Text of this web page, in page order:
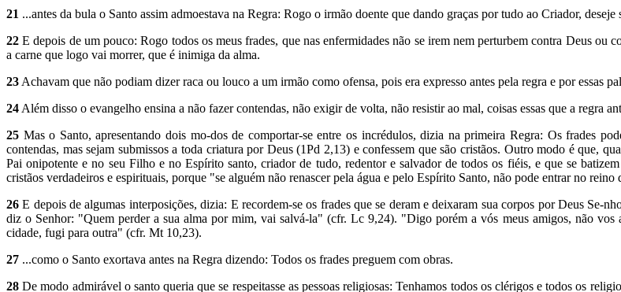
21 ...antes da bula o Santo assim admoestava na Regra: Rogo o irmão doente que dando graças por tudo ao Criador,
22 E depois de um pouco: Rogo todos os meus frades, que nas enfermidades não se irem nem perturbem contra Deus ou
a carne que logo vai morrer, que é inimiga da alma.
23 Achavam que não podiam dizer raca ou louco a um irmão como ofensa, pois era expresso antes pela regra e por essas
24 Além disso o evangelho ensina a não fazer contendas, não exigir de volta, não resistir ao mal, coisas essas que a regra
25 Mas o Santo, apresentando dois mo-dos de comportar-se entre os incrédulos, dizia na primeira Regra: Os frades
contendas, mas sejam submissos a toda criatura por Deus (1Pd 2,13) e confessem que são cristãos. Outro modo é que,
Pai onipotente e no seu Filho e no Espírito santo, criador de tudo, redentor e salvador de todos os fiéis, e que se
cristãos verdadeiros e espirituais, porque "se alguém não renascer pela água e pelo Espírito Santo, não pode entrar no
26 E depois de algumas interposições, dizia: E recordem-se os frades que se deram e deixaram sua corpos por Deus Se-
diz o Senhor: "Quem perder a sua alma por mim, vai salvá-la" (cfr. Lc 9,24). "Digo porém a vós meus amigos, não
cidade, fugi para outra" (cfr. Mt 10,23).
27 ...como o Santo exortava antes na Regra dizendo: Todos os frades preguem com obras.
28 De modo admirável o santo queria que se respeitasse as pessoas religiosas: Tenhamos todos os clérigos e todos os